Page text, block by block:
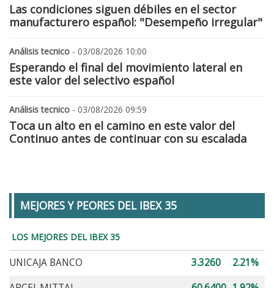
Las condiciones siguen débiles en el sector
manufacturero español: "Desempeño irregular"
Análisis tecnico - 03/08/2026 10:00
Esperando el final del movimiento lateral en
este valor del selectivo español
Análisis tecnico - 03/08/2026 09:59
Toca un alto en el camino en este valor del
Continuo antes de continuar con su escalada
MEJORES Y PEORES DEL IBEX 35
LOS MEJORES DEL IBEX 35
UNICAJA BANCO 3.3260
2.21%